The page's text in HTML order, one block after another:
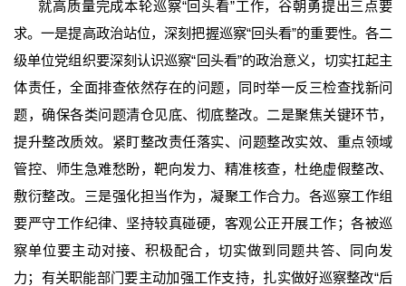
就高质量完成本轮巡察“回头看”工作，谷朝勇提出三点要
求。一是提高政治站位，深刻把握巡察“回头看”的重要性。各二
级单位党组织要深刻认识巡察“回头看”的政治意义，切实扛起主
体责任，全面排查依然存在的问题，同时举一反三检查找新问
题，确保各类问题清仓见底、彻底整改。二是聚焦关键环节，
提升整改质效。紧盯整改责任落实、问题整改实效、重点领域
管控、师生急难愁盼，靶向发力、精准核查，杜绝虚假整改、
敷衍整改。三是强化担当作为，凝聚工作合力。各巡察工作组
要严守工作纪律、坚持较真碰硬，客观公正开展工作；各被巡
察单位要主动对接、积极配合，切实做到同题共答、同向发
力；有关职能部门要主动加强工作支持，扎实做好巡察整改“后